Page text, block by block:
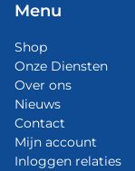
Menu
Shop
Onze Diensten
Over ons
Nieuws
Contact
Mijn account
Inloggen relaties